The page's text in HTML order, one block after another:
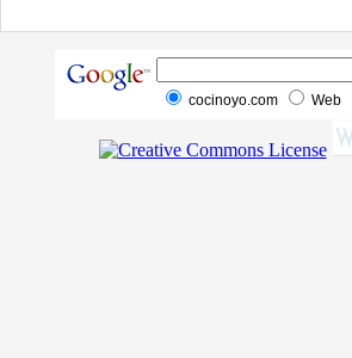
cocinoyo.com Web